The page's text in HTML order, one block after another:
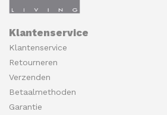
Klantenservice
Klantenservice
Retourneren
Verzenden
Betaalmethoden
Garantie